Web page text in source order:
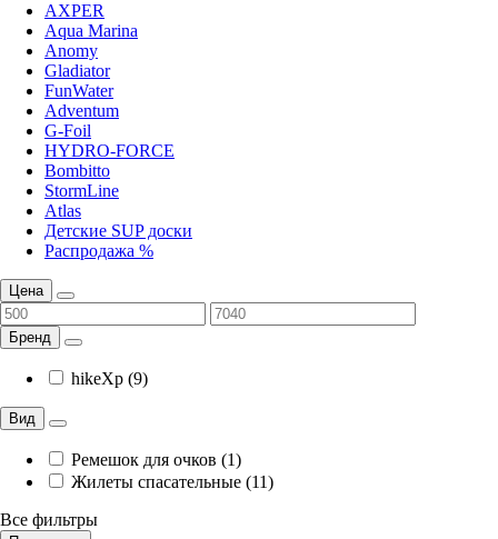
AXPER
Aqua Marina
Anomy
Gladiator
FunWater
Adventum
G-Foil
HYDRO-FORCE
Bombitto
StormLine
Atlas
Детские SUP доски
Распродажа %
Цена
Бренд
hikeXp (9)
Вид
Ремешок для очков (1)
Жилеты спасательные (11)
Все фильтры